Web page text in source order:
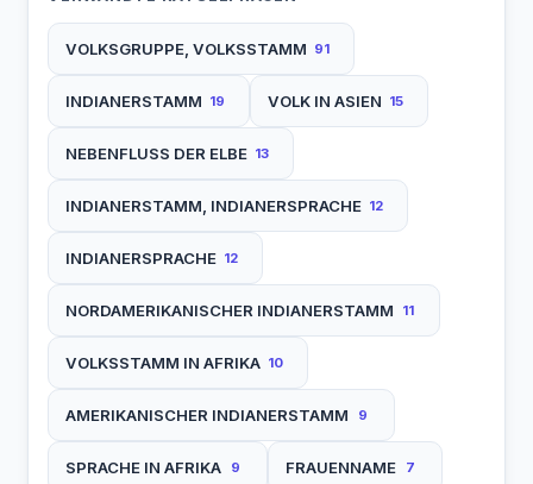
VOLKSGRUPPE, VOLKSSTAMM 91
INDIANERSTAMM 19 VOLK IN ASIEN 15
NEBENFLUSS DER ELBE 13
INDIANERSTAMM, INDIANERSPRACHE 12
INDIANERSPRACHE 12
NORDAMERIKANISCHER INDIANERSTAMM 11
VOLKSSTAMM IN AFRIKA 10
AMERIKANISCHER INDIANERSTAMM 9
SPRACHE IN AFRIKA 9 FRAUENNAME 7